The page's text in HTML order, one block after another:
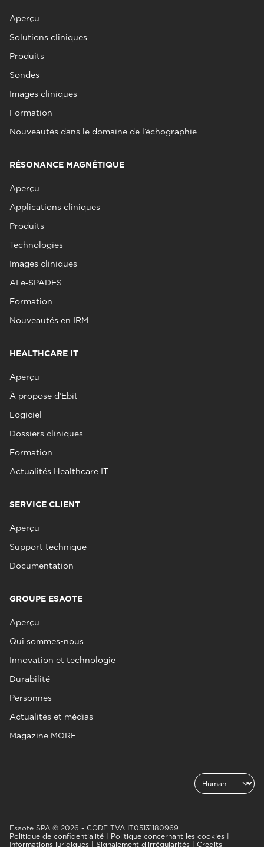
Aperçu
Solutions cliniques
Produits
Sondes
Images cliniques
Formation
Nouveautés dans le domaine de l’échographie
RÉSONANCE MAGNÉTIQUE
Aperçu
Applications cliniques
Produits
Technologies
Images cliniques
AI e‑SPADES
Formation
Nouveautés en IRM
HEALTHCARE IT
Aperçu
À propose d’Ebit
Logiciel
Dossiers cliniques
Formation
Actualités Healthcare IT
SERVICE CLIENT
Aperçu
Support technique
Documentation
GROUPE ESAOTE
Aperçu
Qui sommes-nous
Innovation et technologie
Durabilité
Personnes
Actualités et médias
Magazine MORE
Esaote SPA © 2026 - CODE TVA IT05131180969
Politique de confidentialité
Politique concernant les cookies
Informations juridiques
Signalement d’irrégularités Credits